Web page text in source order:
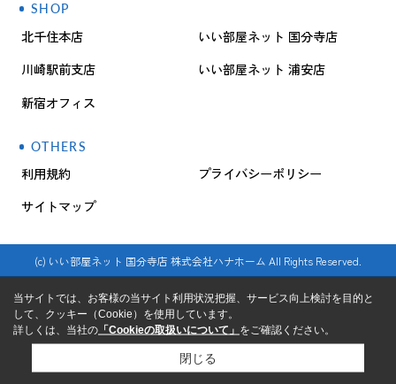
SHOP
北千住本店
川崎駅前支店
新宿オフィス
いい部屋ネット 国分寺店
いい部屋ネット 浦安店
OTHERS
利用規約
サイトマップ
プライバシーポリシー
(c) いい部屋ネット 国分寺店 株式会社ハナホーム All Rights Reserved.
当サイトでは、お客様の当サイト利用状況把握、サービス向上検討を目的と
して、クッキー（Cookie）を使用しています。
詳しくは、当社の 「Cookieの取扱いについて」 をご確認ください。
閉じる